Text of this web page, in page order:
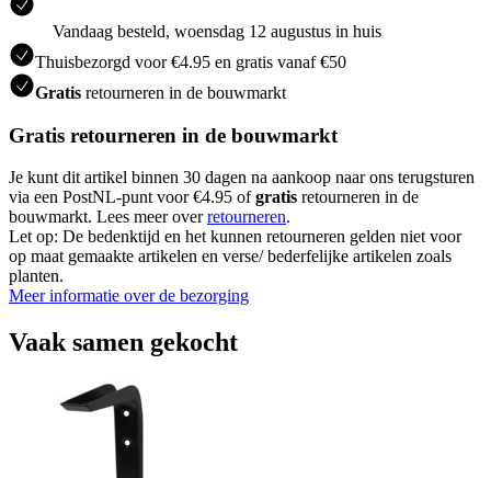
Vandaag besteld, woensdag 12 augustus in huis
Thuisbezorgd voor €4.95 en gratis vanaf €50
Gratis retourneren in de bouwmarkt
Gratis retourneren in de bouwmarkt
Je kunt dit artikel binnen 30 dagen na aankoop naar ons terugsturen
via een PostNL-punt voor €4.95 ofgratis retourneren in de
bouwmarkt. Lees meer overretourneren.
Let op: De bedenktijd en het kunnen retourneren gelden niet voor
op maat gemaakte artikelen en verse/ bederfelijke artikelen zoals
planten.
Meer informatie over de bezorging
Vaak samen gekocht